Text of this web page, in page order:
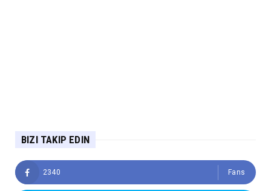
BIZI TAKIP EDIN
2340 Fans